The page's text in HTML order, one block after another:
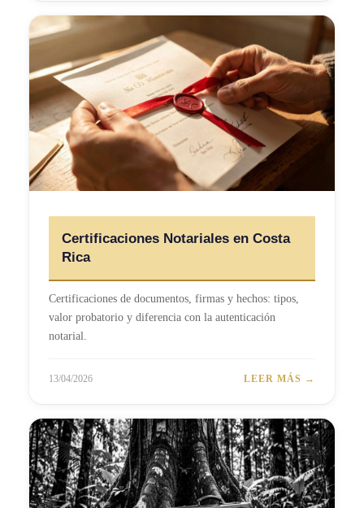
Certificaciones Notariales en Costa
Rica
Certificaciones de documentos, firmas y hechos: tipos,
valor probatorio y diferencia con la autenticación
notarial.
13/04/2026 LEER MÁS →